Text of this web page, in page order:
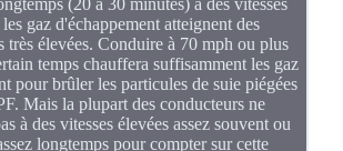
(20 à 30 minutes) à des vitesses
les gaz d'échappement atteignent des
très élevées. Conduire à 70 mph ou plus
temps chauffera suffisamment les gaz
pour brûler les particules de suie piégées
Mais la plupart des conducteurs ne
à des vitesses élevées assez souvent ou
longtemps pour compter sur cette